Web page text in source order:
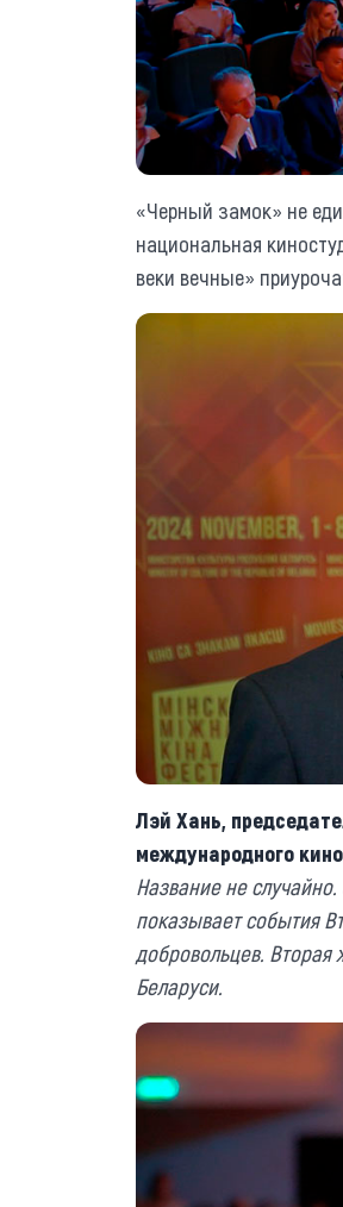
«Черный замок» не
национальная
веки вечные»
Лэй Хань,
международного
Название не
показывает события
добровольцев. Вторая
Беларуси.